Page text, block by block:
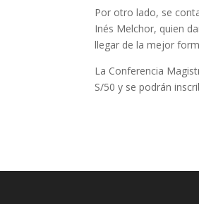
Por otro lado, se
Inés Melchor, quien
llegar de la mejor
La Conferencia
S/50 y se podrán